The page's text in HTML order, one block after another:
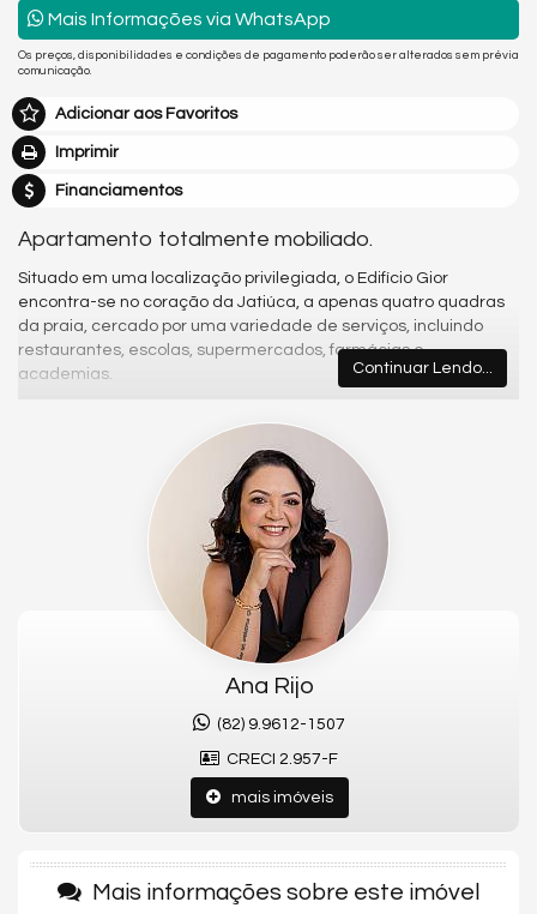
Mais Informações via WhatsApp
Os preços, disponibilidades e condições de pagamento poderão ser alterados sem prévia
comunicação.
Adicionar aos Favoritos
Imprimir
Financiamentos
Apartamento totalmente mobiliado.
Situado em uma localização privilegiada, o Edifício Gior
encontra-se no coração da Jatiúca, a apenas quatro quadras
da praia, cercado por uma variedade de serviços, incluindo
restaurantes, escolas, supermercados, farmácias e
academias.
integrada, cozinha e área de serviço com WC, 2 vagas de
O empreendimento oferece uma ampla variedade de
comodidades para seus moradores desfrutarem. A área de
lazer inclui uma sala de jogos, piscina, quadra esportiva, espaço
gourmet e espaço fitness, atendendo às diversas preferências
de entretenimento e atividades físicas.
Além disso, o edifício conta com recursos sustentáveis, como
captação de água e painéis de energia solar, demonstrando
um compromisso com a eficiência energética. Comodidades
adicionais incluem portão eletrônico, playground, automação
predial, bicicletário, gás central, elevador, coworking e
infraestrutura para veículos elétricos, proporcionando
Características do Imóvel
Sacada / Varanda
Sala
Continuar Lendo...
Ana Rijo
(82) 9.9612-1507
CRECI 2.957-F
mais imóveis
Mais informações sobre este imóvel